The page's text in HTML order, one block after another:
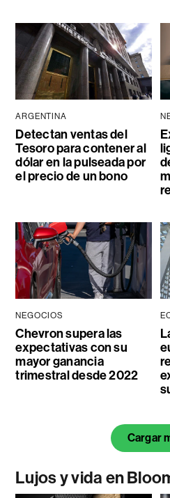
ARGENTINA
Detectan ventas del
Tesoro para contener al
dólar en la pulseada por
el precio de un bono
NEGOCIOS
Chevron supera las
expectativas con su
mayor ganancia
trimestral desde 2022
Cargar
Lujos y vida en